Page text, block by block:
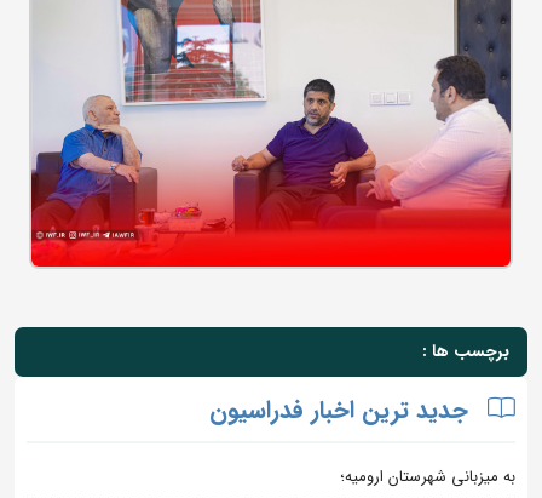
برچسب ها :
جدید ترین اخبار فدراسیون
به میزبانی شهرستان ارومیه؛